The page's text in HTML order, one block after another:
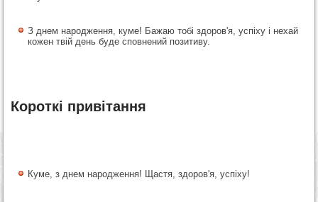
З днем народження, куме! Бажаю тобі здоров'я, успіху і нехай
кожен твій день буде сповнений позитиву.
Короткі привітання
Куме, з днем народження! Щастя, здоров'я, успіху!